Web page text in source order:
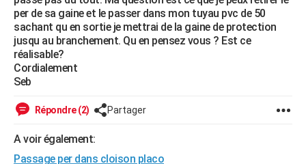
Art de vivre
Bien-être
Loisirs
ModeModes de vie
SANTE
Alimentation
Guide de la santé
Maladies
Médicaments
Sommeil
VOYAGE
Destinations
City break
Voyage nature
Voyage de noces
Forum
Climat
+PHOTO
GUIDES D'ACHAT
BONS PLANS
per de sa gaine et le passer dans mon tuyau pvc de 50
sachant qu en sortie je mettrai de la gaine de protection
jusqu au branchement. Qu en pensez vous ? Est ce
réalisable?
Cordialement
Seb
Répondre (2) Partager
A voir également:
Passage per dans cloison placo